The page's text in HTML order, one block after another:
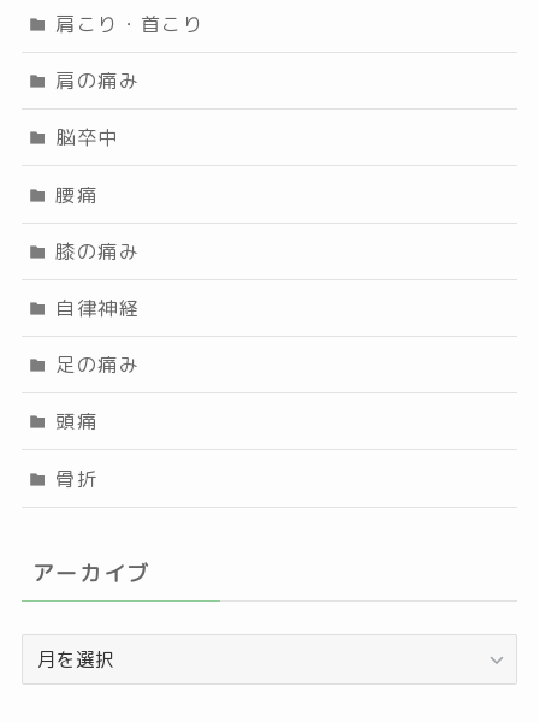
肩こり・首こり
肩の痛み
脳卒中
腰痛
膝の痛み
自律神経
足の痛み
頭痛
骨折
アーカイブ
ア
ー